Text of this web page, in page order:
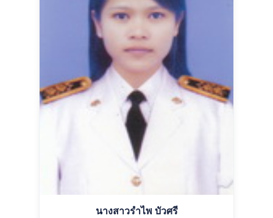
นางสาวรำไพ บัวศรี